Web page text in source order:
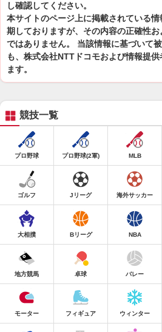
し確認してください。
本サイトのページ上に掲載されている
期しておりますが、その内容の正確性
ではありません。 当該情報に基づいて
も、株式会社NTTドコモおよび情報提
ます。
競技一覧
プロ野球 プロ野球(2軍) MLB
ゴルフ Jリーグ 海外サッカー
大相撲 Bリーグ NBA
地方競馬 卓球 バレー
モーター フィギュア ウィンター